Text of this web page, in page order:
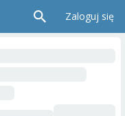
Zaloguj się